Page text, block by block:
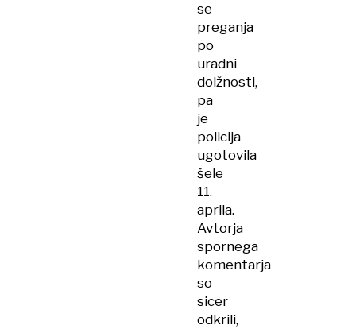
se
preganja
po
uradni
dolžnosti,
pa
je
policija
ugotovila
šele
11.
aprila.
Avtorja
spornega
komentarja
so
sicer
odkrili,